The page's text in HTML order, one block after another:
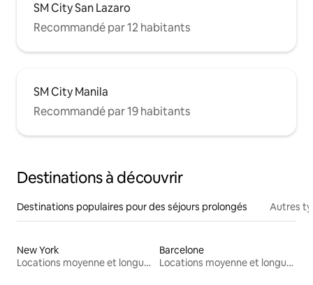
SM City San Lazaro
Recommandé par 12 habitants
SM City Manila
Recommandé par 19 habitants
Destinations à découvrir
Destinations populaires pour des séjours prolongés Autres
New York
Locations moyenne et longue durée
Barcelone
Locations moyenne et longue durée